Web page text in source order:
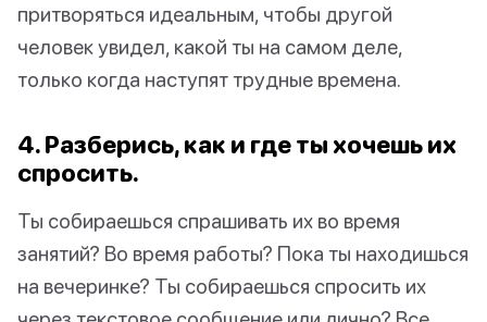
притворяться идеальным, чтобы другой
человек увидел, какой ты на самом деле,
только когда наступят трудные времена.
4. Разберись, как и где ты хочешь их
спросить.
Ты собираешься спрашивать их во время
занятий? Во время работы? Пока ты находишься
на вечеринке? Ты собираешься спросить их